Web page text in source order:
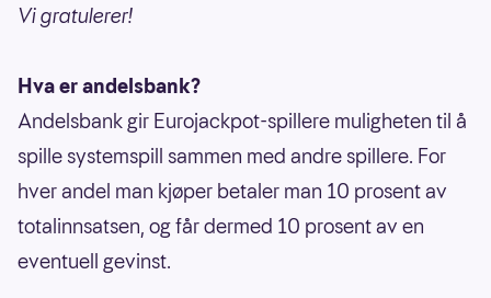
Vi gratulerer!
Hva er andelsbank?
Andelsbank gir Eurojackpot-spillere muligheten til å
spille systemspill sammen med andre spillere. For
hver andel man kjøper betaler man 10 prosent av
totalinnsatsen, og får dermed 10 prosent av en
eventuell gevinst.